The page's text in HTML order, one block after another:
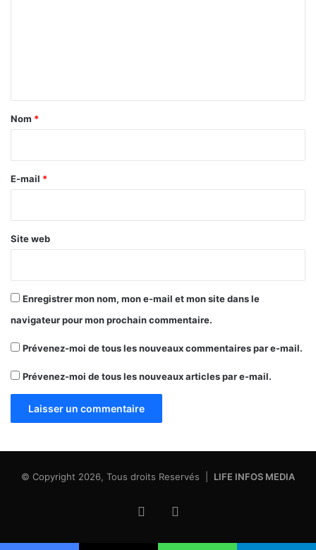
a
e
Nom *
E-mail *
Site web
Enregistrer mon nom, mon e-mail et mon site dans le
navigateur pour mon prochain commentaire.
Prévenez-moi de tous les nouveaux commentaires par e-mail.
Prévenez-moi de tous les nouveaux articles par e-mail.
© Copyright 2026, Tous droits Reservés | LIFE INFOS MEDIA
Facebook